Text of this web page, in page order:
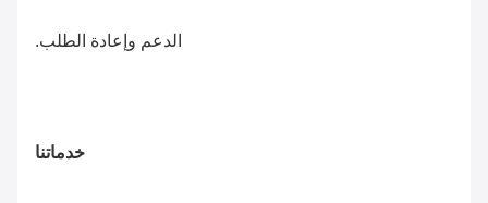
الدعم وإعادة الطلب.
خدماتنا